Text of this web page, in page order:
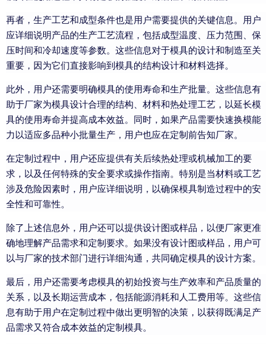
再者，生产工艺和成型条件也是用户需要提供的关键信息。用户
应详细说明产品的生产工艺流程，包括成型温度、压力范围、保
压时间和冷却速度等参数。这些信息对于模具的设计和制造至关
重要，因为它们直接影响到模具的结构设计和材料选择。
此外，用户还需要明确模具的使用寿命和生产批量。这些信息有
助于厂家为模具设计合理的结构、材料和热处理工艺，以延长模
具的使用寿命并提高成本效益。同时，如果产品需要快速换模能
力以适应多品种小批量生产，用户也应在定制前告知厂家。
在定制过程中，用户还应提供有关后续热处理或机械加工的要
求，以及任何特殊的安全要求或操作指南。特别是当材料或工艺
涉及危险因素时，用户应详细说明，以确保模具制造过程中的安
全性和可靠性。
除了上述信息外，用户还可以提供设计图或样品，以便厂家更准
确地理解产品需求和定制要求。如果没有设计图或样品，用户可
以与厂家的技术部门进行详细沟通，共同确定模具的设计方案。
最后，用户还需要考虑模具的初始投资与生产效率和产品质量的
关系，以及长期运营成本，包括能源消耗和人工费用等。这些信
息有助于用户在定制过程中做出更明智的决策，以获得既满足产
品需求又符合成本效益的定制模具。